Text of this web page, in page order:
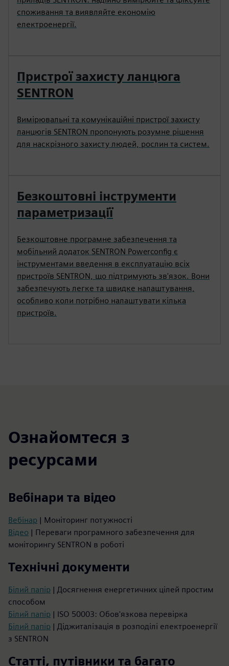
споживання та виявляйте економію
електроенергії.
Пристрої захисту ланцюга
SENTRON
Вимірювальні та комунікаційні пристрої захисту
ланцюгів SENTRON пропонують розумне рішення
для наскрізного захисту людей, рослин та систем.
Безкоштовні інструменти
параметризації
Безкоштовне програмне забезпечення та
мобільний додаток SENTRON Powerconfig є
інструментами введення в експлуатацію всіх
пристроїв SENTRON, що підтримують зв'язок. Вони
забезпечують легке та швидке налаштування,
особливо коли потрібно налаштувати кілька
пристроїв.
Ознайомтеся з
ресурсами
Вебінари та відео
Вебінар | Моніторинг потужності
Відео | Переваги програмного забезпечення для
моніторингу SENTRON в роботі
Технічні документи
Білий папір | Досягнення енергетичних цілей простим
способом
Білий папір | ISO 50003: Обов'язкова перевірка
Білий папір | Діджиталізація в розподілі електроенергії
з SENTRON
Статті, путівники та багато